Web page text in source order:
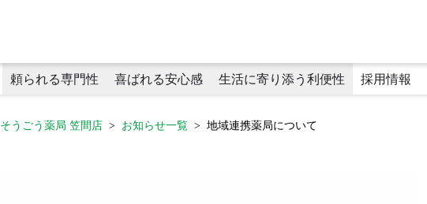
頼られる専門性
頼られる専門性
喜ばれる安心感
プライベートブランド商品
生活に寄り添う利便性
生活に寄り添う利便性
採用情報
そうごう薬局 笠間店 お知らせ一覧 地域連携薬局について